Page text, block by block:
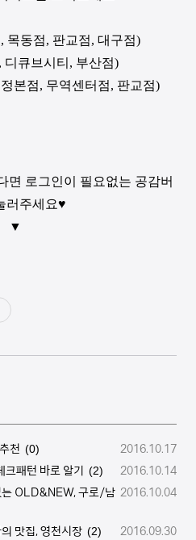
, 목동점, 판교점, 대구점)
, 디큐브시티 , 부산점)
본점, 무역센터점, 판교점)
면 로그인이 필요없는 공감버
러주세요♥
▼
천 (0)
2016.10.17
크패턴 바로 알기 (2)
2016.10.14
는 OLD&NEW, 구로/남 2016.10.04
맛집, 영천시장 (2) 2016.09.30